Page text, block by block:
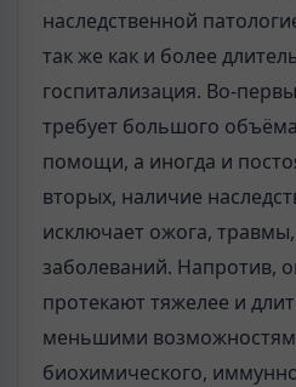
наследственной
так же как и более
госпитализация. Во-
требует большого
помощи, а иногда и
вторых, наличие
исключает ожога,
заболеваний. Напротив,
протекают тяжелее и
меньшими
биохимического,